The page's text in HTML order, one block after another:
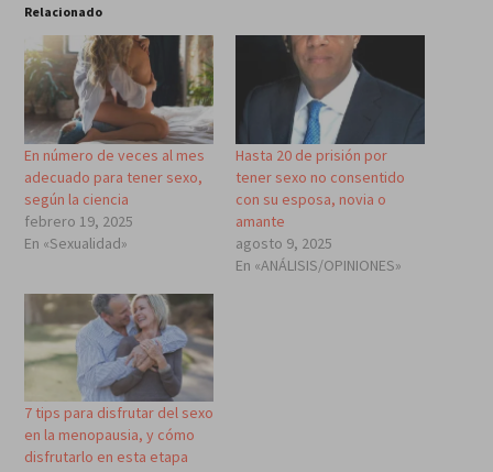
Relacionado
En número de veces al mes
adecuado para tener sexo,
según la ciencia
febrero 19, 2025
En «Sexualidad»
Hasta 20 de prisión por
tener sexo no consentido
con su esposa, novia o
amante
agosto 9, 2025
En «ANÁLISIS/OPINIONES»
7 tips para disfrutar del sexo
en la menopausia, y cómo
disfrutarlo en esta etapa